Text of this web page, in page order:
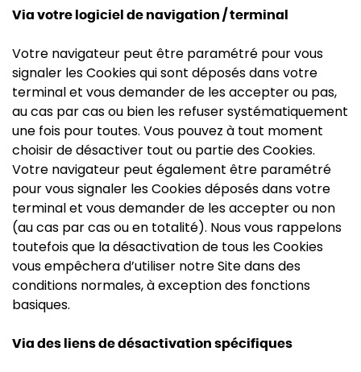
Via votre logiciel de navigation / terminal
Votre navigateur peut être paramétré pour vous
signaler les Cookies qui sont déposés dans votre
terminal et vous demander de les accepter ou pas,
au cas par cas ou bien les refuser systématiquement
une fois pour toutes. Vous pouvez à tout moment
choisir de désactiver tout ou partie des Cookies.
Votre navigateur peut également être paramétré
pour vous signaler les Cookies déposés dans votre
terminal et vous demander de les accepter ou non
(au cas par cas ou en totalité). Nous vous rappelons
toutefois que la désactivation de tous les Cookies
vous empêchera d’utiliser notre Site dans des
conditions normales, à exception des fonctions
basiques.
Via des liens de désactivation spécifiques